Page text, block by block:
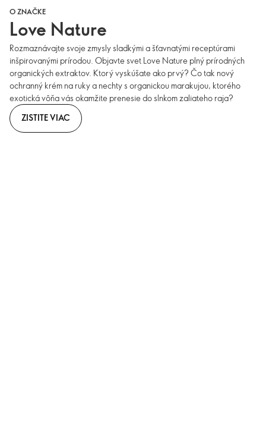
O ZNAČKE
Love Nature
Rozmaznávajte svoje zmysly sladkými a šťavnatými receptúrami
inšpirovanými prírodou. Objavte svet Love Nature plný prírodných
organických extraktov. Ktorý vyskúšate ako prvý? Čo tak nový
ochranný krém na ruky a nechty s organickou marakujou, ktorého
exotická vôňa vás okamžite prenesie do slnkom zaliateho raja?
ZISTITE VIAC